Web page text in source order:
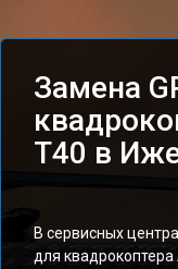
Замена
T40 в
В сервисных
для